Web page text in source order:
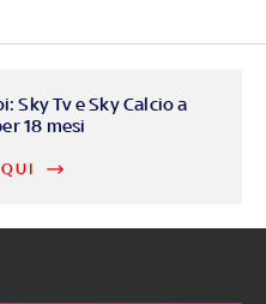
Sky Tv e Sky Calcio a
18 mesi